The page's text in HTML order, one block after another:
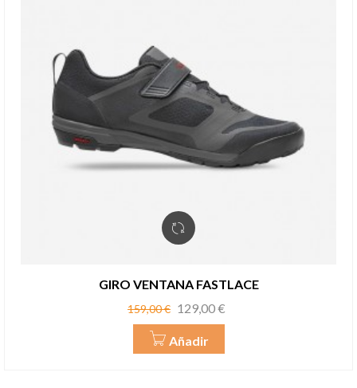
GIRO VENTANA FASTLACE
Precio
base
159,00 € Precio
129,00 €
Añadir